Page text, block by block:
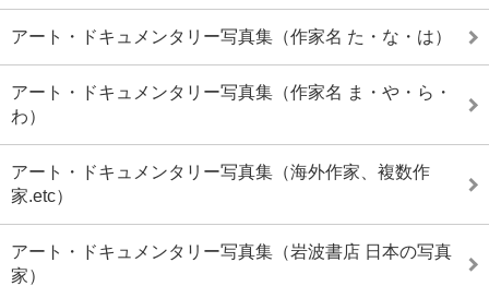
アート・ドキュメンタリー写真集（作家名 た・な・は）
アート・ドキュメンタリー写真集（作家名 ま・や・ら・
わ）
アート・ドキュメンタリー写真集（海外作家、複数作
家.etc）
アート・ドキュメンタリー写真集（岩波書店 日本の写真
家）